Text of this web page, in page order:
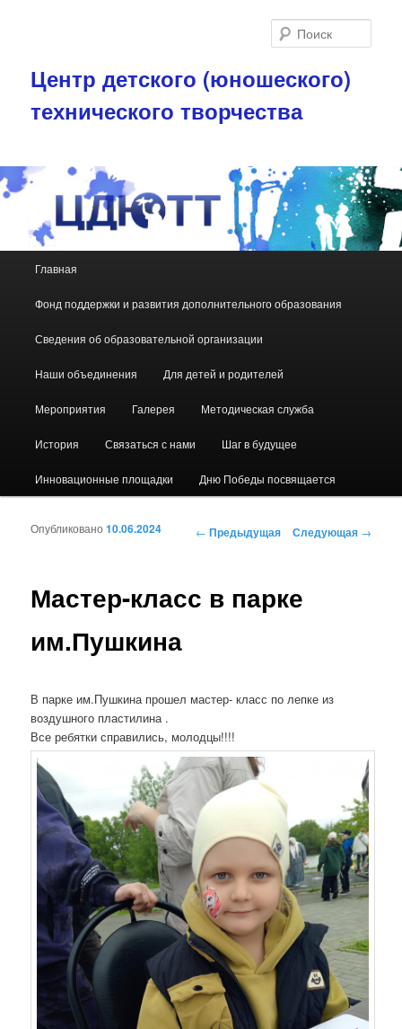
Центр детского (юношеского)
технического творчества
Перейти к основному содержимому
Перейти к дополнительному содержимому
Главная
Фонд поддержки и развития дополнительного образования
Сведения об образовательной организации
Наши объединения Для детей и родителей
Мероприятия Галерея Методическая служба
История Связаться с нами Шаг в будущее
Инновационные площадки Дню Победы посвящается
Навигация по записям
← Предыдущая Следующая →
Мастер-класс в парке
им.Пушкина
Опубликовано10.06.2024
В парке им.Пушкина прошел мастер- класс по лепке из
воздушного пластилина .
Все ребятки справились, молодцы!!!!